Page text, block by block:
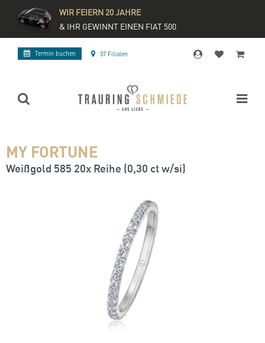
WIR FEIERN 20 JAHRE
& IHR GEWINNT EINEN FIAT 500
Termin buchen 37 Filialen
MY FORTUNE
Weißgold 585 20x Reihe (0,30 ct w/si)